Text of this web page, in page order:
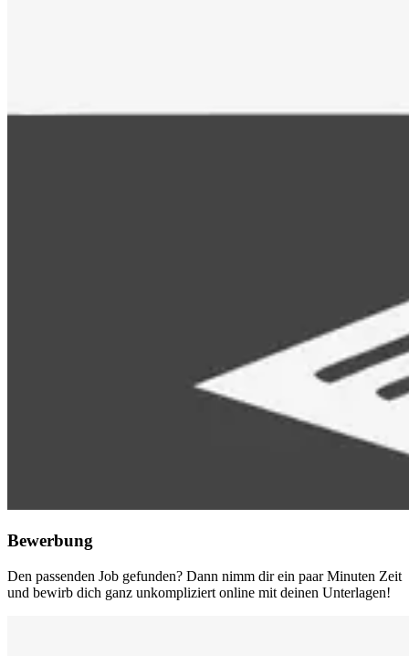
Bewerbung
Den passenden Job gefunden? Dann nimm dir ein paar Minuten Zeit
und bewirb dich ganz unkompliziert online mit deinen Unterlagen!